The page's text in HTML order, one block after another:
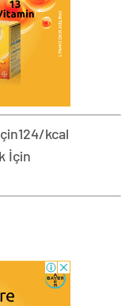
124/kcal
İçin